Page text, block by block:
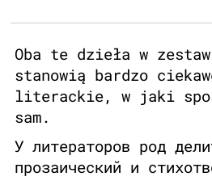
Oba te dzieła w
stanowią bardzo
literackie, w jaki
sam.
У литераторов род
прозаический и